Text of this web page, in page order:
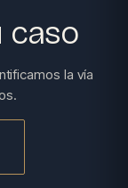
caso
la vía